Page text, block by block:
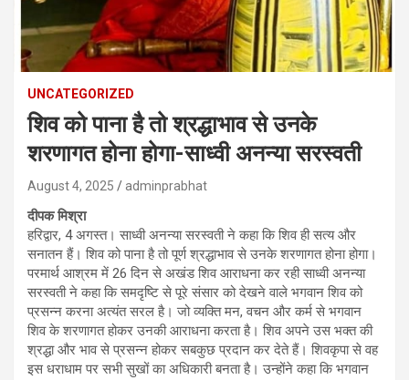
UNCATEGORIZED
शिव को पाना है तो श्रद्धाभाव से उनके
शरणागत होना होगा-साध्वी अनन्या सरस्वती
August 4, 2025 adminprabhat
दीपक मिश्रा
हरिद्वार, 4 अगस्त। साध्वी अनन्या सरस्वती ने कहा कि शिव ही सत्य और
सनातन हैं। शिव को पाना है तो पूर्ण श्रद्धाभाव से उनके शरणागत होना होगा।
परमार्थ आश्रम में 26 दिन से अखंड शिव आराधना कर रही साध्वी अनन्या
सरस्वती ने कहा कि समदृष्टि से पूरे संसार को देखने वाले भगवान शिव को
प्रसन्न करना अत्यंत सरल है। जो व्यक्ति मन, वचन और कर्म से भगवान
शिव के शरणागत होकर उनकी आराधना करता है। शिव अपने उस भक्त की
श्रद्धा और भाव से प्रसन्न होकर सबकुछ प्रदान कर देते हैं। शिवकृपा से वह
इस धराधाम पर सभी सुखों का अधिकारी बनता है। उन्होंने कहा कि भगवान